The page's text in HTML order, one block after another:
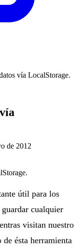
vía LocalStorage.
de 2012
útil para los
cualquier
visitan nuestro
ésta herramienta